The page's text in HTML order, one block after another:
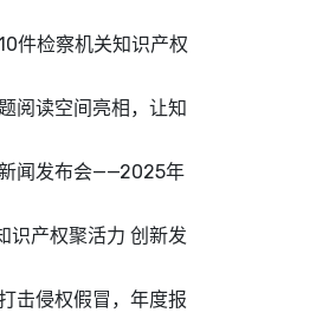
件检察机关知识产权
阅读空间亮相，让知
闻发布会——2025年
识产权聚活力 创新发
击侵权假冒，年度报